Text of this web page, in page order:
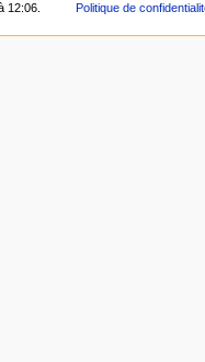
12:06. Politique de